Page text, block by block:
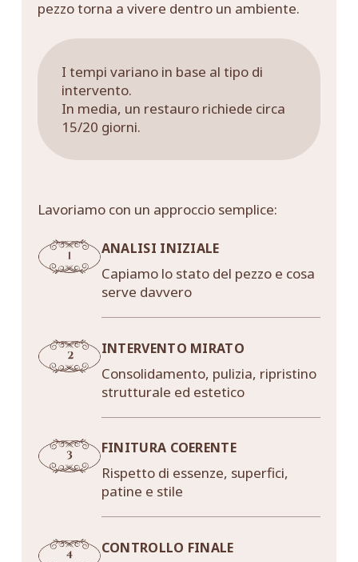
pezzo torna a vivere dentro un ambiente.
I tempi variano in base al tipo di
intervento.
In media, un restauro richiede circa
15/20 giorni.
Lavoriamo con un approccio semplice:
ANALISI INIZIALE
Capiamo lo stato del pezzo e cosa
serve davvero
INTERVENTO MIRATO
Consolidamento, pulizia, ripristino
strutturale ed estetico
FINITURA COERENTE
Rispetto di essenze, superfici,
patine e stile
CONTROLLO FINALE